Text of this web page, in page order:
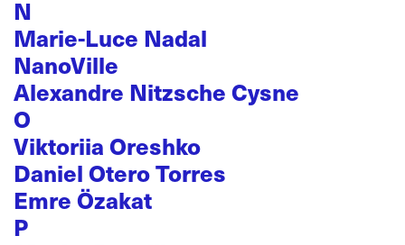
N
Marie-Luce Nadal
NanoVille
Alexandre Nitzsche Cysne
O
Viktoriia Oreshko
Daniel Otero Torres
Emre Özakat
P